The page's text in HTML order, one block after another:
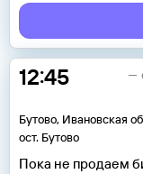
12:45
Бутово, Ивановская
ост. Бутово
Пока не продаем